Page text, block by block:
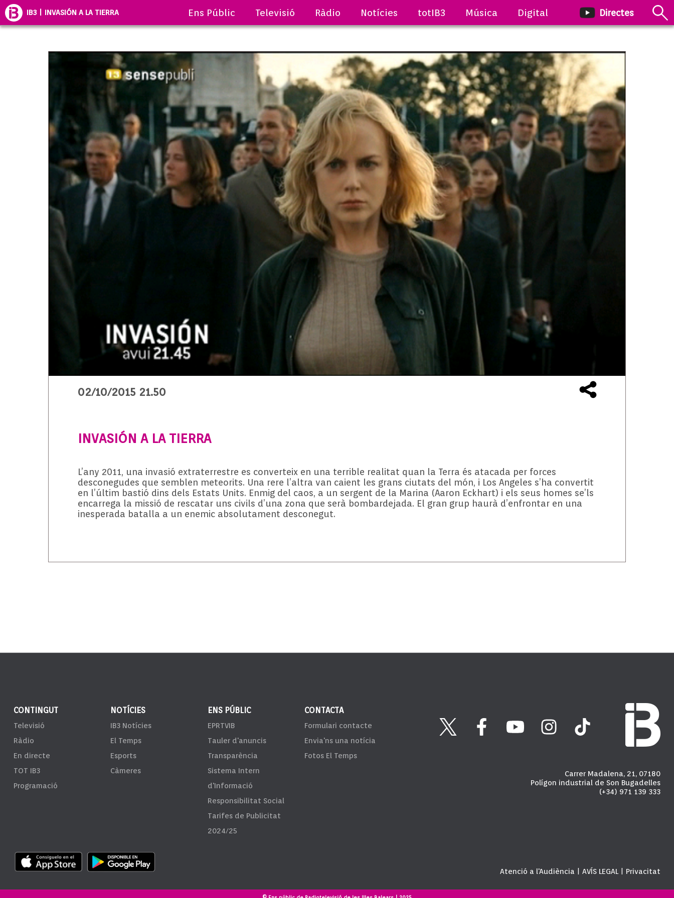
IB3 | INVASIÓN A LA TIERRA Ens Públic Televisió Ràdio Notícies totIB3 Música Digital Directes
02/10/2015 21.50
INVASIÓN A LA TIERRA
L’any 2011, una invasió extraterrestre es converteix en una terrible realitat quan la Terra és atacada per forces
desconegudes que semblen meteorits. Una rere l’altra van caient les grans ciutats del món, i Los Angeles s’ha convertit
en l’últim bastió dins dels Estats Units. Enmig del caos, a un sergent de la Marina (Aaron Eckhart) i els seus homes se’ls
encarrega la missió de rescatar uns civils d’una zona que serà bombardejada. El gran grup haurà d’enfrontar en una
inesperada batalla a un enemic absolutament desconegut.
CONTINGUT
Televisió
Ràdio
En directe
TOT IB3
Programació
NOTÍCIES
IB3 Notícies
El Temps
Esports
Càmeres
ENS PÚBLIC
EPRTVIB
Tauler d'anuncis
Transparència
Sistema Intern
d'Informació
Responsibilitat Social
Tarifes de Publicitat
2024/25
CONTACTA
Formulari contacte
Envia'ns una notícia
Fotos El Temps
Carrer Madalena, 21, 07180
Polígon industrial de Son Bugadelles
(+34) 971 139 333
Atenció a l'Audiència |AVÍS LEGAL Privacitat